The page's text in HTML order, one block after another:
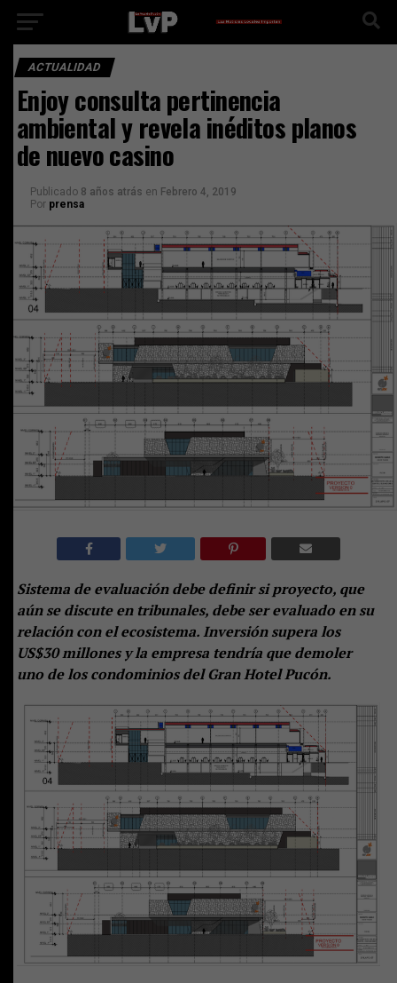
ACTUALIDAD
Enjoy consulta pertinencia
ambiental y revela inéditos planos
de nuevo casino
Publicado 8 años atrás en Febrero 4, 2019
Por prensa
Sistema de evaluación debe definir si proyecto, que
aún se discute en tribunales, debe ser evaluado en su
relación con el ecosistema. Inversión supera los
US$30 millones y la empresa tendría que demoler
uno de los condominios del Gran Hotel Pucón.